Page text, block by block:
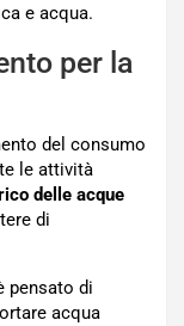
e acqua.
per la
del consumo
le attività
delle acque
di
pensato di
acqua